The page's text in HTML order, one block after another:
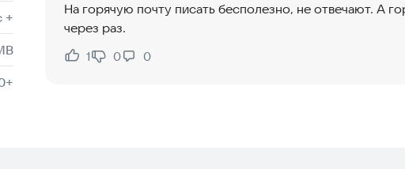
+
На горячую почту писать бесполезно, не отвечают. А
через раз.
Нравится:
1
Не нравится:
0 0